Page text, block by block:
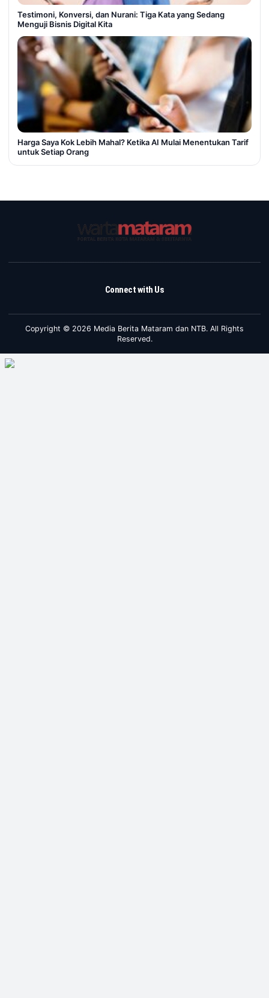
Testimoni, Konversi, dan Nurani: Tiga Kata yang Sedang
Menguji Bisnis Digital Kita
Harga Saya Kok Lebih Mahal? Ketika AI Mulai Menentukan Tarif
untuk Setiap Orang
Connect with Us
Copyright © 2026 Media Berita Mataram dan NTB. All Rights
Reserved.